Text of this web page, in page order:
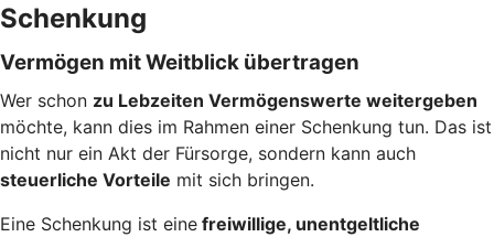
Schenkung
Vermögen mit Weitblick übertragen
Wer schon zu Lebzeiten Vermögenswerte weitergeben
möchte, kann dies im Rahmen einer Schenkung tun. Das ist
nicht nur ein Akt der Fürsorge, sondern kann auch
steuerliche Vorteile mit sich bringen.
Eine Schenkung ist eine freiwillige, unentgeltliche